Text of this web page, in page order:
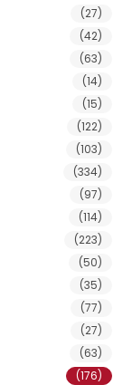
(27)
(42)
(63)
(14)
(15)
(122)
(103)
(334)
(97)
(114)
(223)
(50)
(35)
(77)
(27)
(63)
(176)